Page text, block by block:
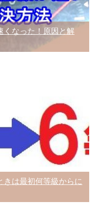
くなった！原因と解
きは最初何等級からに